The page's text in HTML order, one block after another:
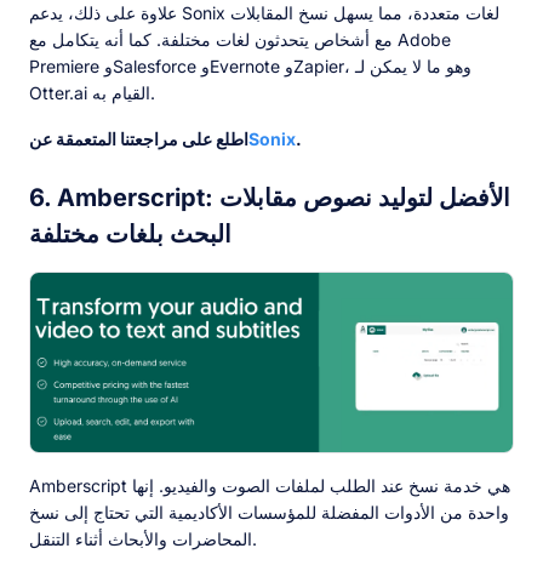
علاوة على ذلك، يدعم Sonix لغات متعددة، مما يسهل نسخ المقابلات
مع أشخاص يتحدثون لغات مختلفة. كما أنه يتكامل مع Adobe
Premiere وSalesforce وEvernote وZapier، وهو ما لا يمكن لـ
Otter.ai القيام به.
اطلع على مراجعتنا المتعمقة عنSonix.
6. Amberscript: الأفضل لتوليد نصوص مقابلات
البحث بلغات مختلفة
Amberscript هي خدمة نسخ عند الطلب لملفات الصوت والفيديو. إنها
واحدة من الأدوات المفضلة للمؤسسات الأكاديمية التي تحتاج إلى نسخ
المحاضرات والأبحاث أثناء التنقل.